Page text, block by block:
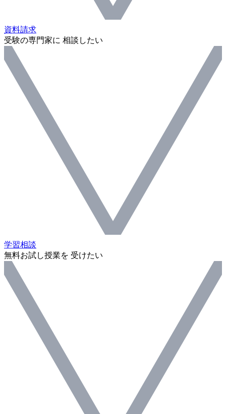
資料請求
受験の専門家に 相談したい
学習相談
無料お試し授業を 受けたい